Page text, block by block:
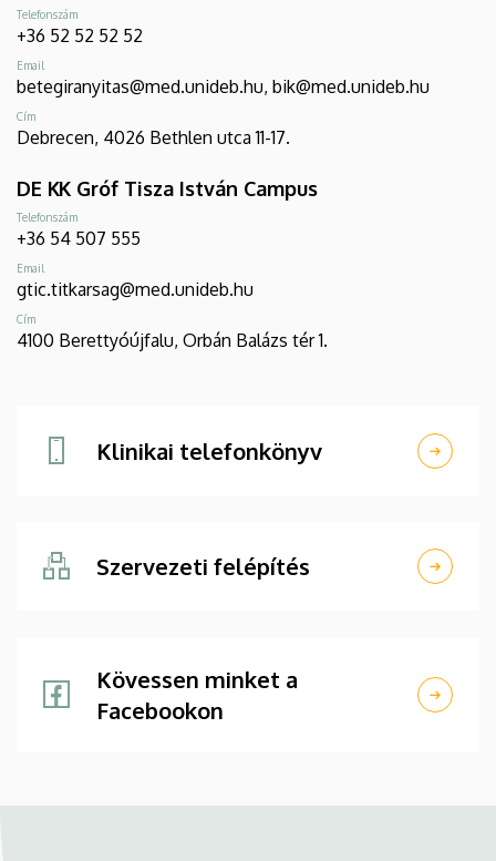
Telefonszám
+36 52 52 52 52
Email
betegiranyitas@med.unideb.hu, bik@med.unideb.hu
Cím
Debrecen, 4026 Bethlen utca 11-17.
DE KK Gróf Tisza István Campus
Telefonszám
+36 54 507 555
Email
gtic.titkarsag@med.unideb.hu
Cím
4100 Berettyóújfalu, Orbán Balázs tér 1.
Klinikai telefonkönyv
Szervezeti felépítés
Kövessen minket a
Facebookon